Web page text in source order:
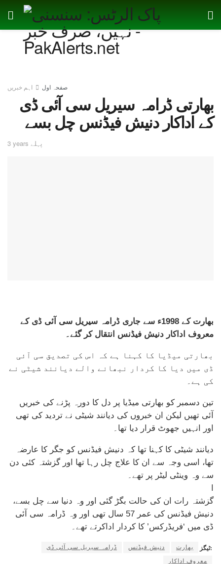
صفحہ اول اہم خبریں
بھارتی ڈرامہ سیریل سی آئی ڈی
کے اداکار دنیش فیڈنس چل بسے
3 years پہلے
بھارت کے 1998ء سے جاری ڈرامہ سیریل سی آئی ڈی کے
معروف اداکار دنیش فیڈنس انتقال کر گئے۔
بھارتی میڈیا کا کہنا ہے کہ اس کی تصدیق سی آئی
ڈی میں دیا کا کردار نبھانے والے دیانند شیٹی نے
کی ہے۔
تین دسمبر کو بھارتی میڈیا پر دل کا دورہ پڑنے کی خبریں
آئی تھیں لیکن ان خبروں کی دیانند شیٹی نے تردید کی تھی
اور انہیں جھوٹ قرار دیا تھا۔
دیانند شیٹی کا کہنا تھا کہ دنیش فیڈنس کو جگر کا عارضہ
تھا، اسی وجہ سے ان کا علاج چل رہا تھا اور گزشتہ کئی دن
سے وہ وینٹی لیٹر پر تھے۔
گزشتہ رات ان کی حالت بگڑ گئی اور وہ دنیا سے چل بسے،
دنیش فیڈنس کی عمر 57 سال تھی اور وہ ڈرامہ سی آئی
ڈی میں ‘فریڈرکس’ کا کردار اداکرتے تھے۔
ٹیگز: بھارت دنیش فیڈنس
ڈرامہ سیریل سی آئی ڈی
معروف اداکار